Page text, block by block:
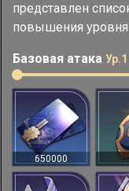
представлен
повышения
Базовая атака
650000